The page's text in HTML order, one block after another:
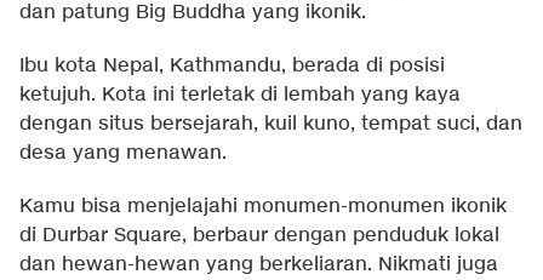
dan patung Big Buddha yang ikonik.
Ibu kota Nepal, Kathmandu, berada di posisi
ketujuh. Kota ini terletak di lembah yang kaya
dengan situs bersejarah, kuil kuno, tempat suci, dan
desa yang menawan.
Kamu bisa menjelajahi monumen-monumen ikonik
di Durbar Square, berbaur dengan penduduk lokal
dan hewan-hewan yang berkeliaran. Nikmati juga